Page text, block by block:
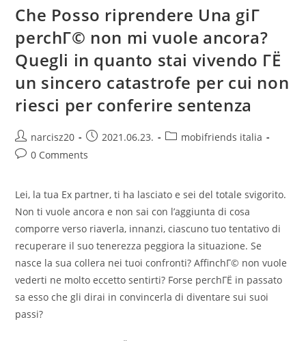
To
Play
Online
Casino
Canada?
Che Posso riprendere Una giГ
perchГ© non mi vuole ancora?
Quegli in quanto stai vivendo ГЁ
un sincero catastrofe per cui non
riesci per conferire sentenza
Post
author:
narcisz20
Post
published:
2021.06.23.
Postmobifriends italia
Post0 Comments
Lei, la tua Ex partner, ti ha lasciato e sei del totale svigorito.
Non ti vuole ancora e non sai con l’aggiunta di cosa
comporre verso riaverla, innanzi, ciascuno tuo tentativo di
recuperare il suo tenerezza peggiora la situazione. Se
nasce la sua collera nei tuoi confronti? AffinchГ© non vuole
vederti ne molto eccetto sentirti? Forse perchГЁ in passato
sa esso che gli dirai in convincerla di diventare sui suoi
passi?